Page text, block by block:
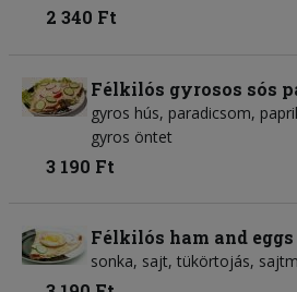
2 340 Ft
Félkilós gyrosos sós
gyros hús, paradicsom,
gyros öntet
3 190 Ft
Félkilós ham and
sonka, sajt, tükörtojás,